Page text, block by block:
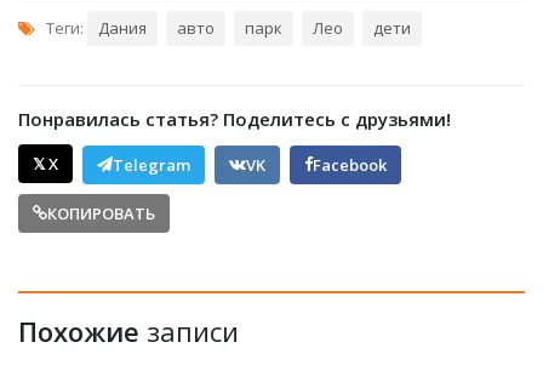
Теги: Дания авто парк Лео дети
Понравилась статья? Поделитесь с друзьями!
𝕏 X Telegram VK Facebook
КОПИРОВАТЬ
Похожие записи